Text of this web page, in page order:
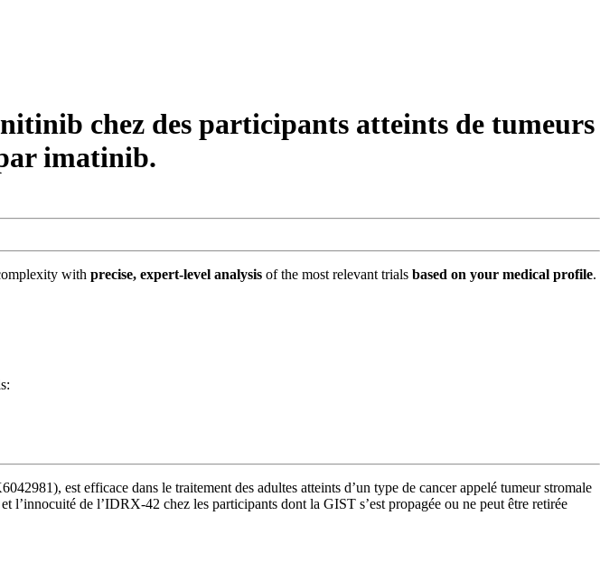
chez des participants atteints de tumeurs
imatinib.
with precise, expert-level analysis of the most relevant trials based on your medical profile.
est efficace dans le traitement des adultes atteints d’un type de cancer appelé tumeur stromale
de l’IDRX-42 chez les participants dont la GIST s’est propagée ou ne peut être retirée